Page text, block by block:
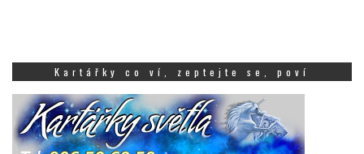
Kartářky co ví, zeptejte se, poví